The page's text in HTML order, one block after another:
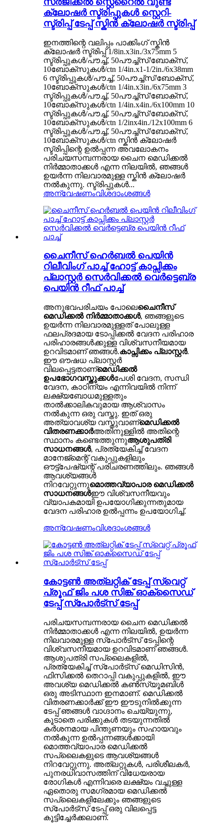
ക്ലോഷർ സ്ട്രിപ്പുകൾ സ്റ്റെറി-
സ്ട്രിപ്പ് ടേപ്പ് സ്കിൻ ക്ലോഷർ സ്ട്രിപ്പ്
ഇനത്തിന്റെ വലിപ്പം പാക്കിംഗ് സ്കിൻ
ക്ലോഷർ സ്ട്രിപ്പ് 1/8in.x3in./3x75mm 5
സ്ട്രിപ്പുകൾ/പൗച്ച്, 50പൗച്ച്സ്/ബോക്സ്,
10ബോക്സുകൾ/ctn 1/4in.x1-1/2in./6x38mm
6 സ്ട്രിപ്പുകൾ/പൗച്ച്, 50പൗച്ച്സ്/ബോക്സ്,
10ബോക്സുകൾ/ctn 1/4in.x3in./6x75mm 3
സ്ട്രിപ്പുകൾ/പൗച്ച്, 50പൗച്ച്സ്/ബോക്സ്,
10ബോക്സുകൾ/ctn 1/4in.x4in./6x100mm 10
സ്ട്രിപ്പുകൾ/പൗച്ച്, 50പൗച്ച്സ്/ബോക്സ്,
10ബോക്സുകൾ/ctn 1/2inx4in./12x100mm 6
സ്ട്രിപ്പുകൾ/പൗച്ച്, 50പൗച്ച്സ്/ബോക്സ്,
10ബോക്സുകൾ/ctn സ്കിൻ ക്ലോഷർ
സ്ട്രിപ്പിന്റെ ഉൽപ്പന്ന അവലോകനം
പരിചയസമ്പന്നരായ ചൈന മെഡിക്കൽ
നിർമ്മാതാക്കൾ എന്ന നിലയിൽ, ഞങ്ങൾ
ഉയർന്ന നിലവാരമുള്ള സ്കിൻ ക്ലോഷർ
നൽകുന്നു. സ്ട്രിപ്പുകൾ...
അന്വേഷണംവിശദാംശങ്ങൾ
ചൈനീസ് ഹെർബൽ പെയിൻ
റിലീവിംഗ് പാച്ച് ഹോട്ട് കാപ്സിക്കം
പ്ലാസ്റ്റർ സെർവിക്കൽ വെർട്ടെബ്ര
പെയിൻ റീഫ് പാച്ച്
അനുഭവപരിചയം പോലെചൈനീസ്
മെഡിക്കൽ നിർമ്മാതാക്കൾ, ഞങ്ങളുടെ
ഉയർന്ന നിലവാരമുള്ളത് പോലുള്ള
ഫലപ്രദമായ ടോപ്പിക്കൽ വേദന പരിഹാര
പരിഹാരങ്ങൾക്കുള്ള വിശ്വസനീയമായ
ഉറവിടമാണ് ഞങ്ങൾ.കാപ്സിക്കം പ്ലാസ്റ്റർ.
ഈ ഔഷധ പ്ലാസ്റ്റർ
വിലപ്പെട്ടതാണ്മെഡിക്കൽ
ഉപഭോഗവസ്തുക്കൾപേശി വേദന, സന്ധി
വേദന, കാഠിന്യം എന്നിവയിൽ നിന്ന്
ലക്ഷ്യബോധമുള്ളതും
താൽക്കാലികവുമായ ആശ്വാസം
നൽകുന്ന ഒരു വസ്തു. ഇത് ഒരു
അത്യാവശ്യ വസ്തുവാണ്മെഡിക്കൽ
വിതരണക്കാർഅതിനുള്ളിൽ അതിന്റെ
സ്ഥാനം കണ്ടെത്തുന്നുആശുപത്രി
സാധനങ്ങൾ, പ്രത്യേകിച്ച് വേദന
മാനേജ്മെന്റ് വകുപ്പുകളിലും
ഔട്ട്പേഷ്യന്റ് പരിചരണത്തിലും. ഞങ്ങൾ
ആവശ്യങ്ങൾ
നിറവേറ്റുന്നുമൊത്തവ്യാപാര മെഡിക്കൽ
സാധനങ്ങൾഈ വിശ്വസനീയവും
വ്യാപകമായി ഉപയോഗിക്കുന്നതുമായ
വേദന പരിഹാര ഉൽപ്പന്നം ഉപയോഗിച്ച്.
അന്വേഷണംവിശദാംശങ്ങൾ
കോട്ടൺ അത്‌ലറ്റിക് ടേപ്പ് സ്വെറ്റ്
പ്രൂഫ് ജിം പശ സിങ്ക് ഓക്സൈഡ്
ടേപ്പ് സ്പോർട്സ് ടേപ്പ്
പരിചയസമ്പന്നരായ ചൈന മെഡിക്കൽ
നിർമ്മാതാക്കൾ എന്ന നിലയിൽ, ഉയർന്ന
നിലവാരമുള്ള സ്‌പോർട്‌സ് ടേപ്പിന്റെ
വിശ്വസനീയമായ ഉറവിടമാണ് ഞങ്ങൾ.
ആശുപത്രി സപ്ലൈകളിൽ,
പ്രത്യേകിച്ച് സ്‌പോർട്‌സ് മെഡിസിൻ,
ഫിസിക്കൽ തെറാപ്പി വകുപ്പുകളിൽ, ഈ
അവശ്യ മെഡിക്കൽ കൺസ്യൂമബിൾ
ഒരു അടിസ്ഥാന ഇനമാണ്. മെഡിക്കൽ
വിതരണക്കാർക്ക് ഈ ഈടുനിൽക്കുന്ന
ടേപ്പ് ഞങ്ങൾ വാഗ്ദാനം ചെയ്യുന്നു,
കൂടാതെ പരിക്കുകൾ തടയുന്നതിൽ
കർശനമായ പിന്തുണയും സഹായവും
നൽകുന്ന ഉൽപ്പന്നങ്ങൾക്കായി
മൊത്തവ്യാപാര മെഡിക്കൽ
സപ്ലൈകളുടെ ആവശ്യങ്ങൾ
നിറവേറ്റുന്നു. അത്‌ലറ്റുകൾ, പരിശീലകർ,
പുനരധിവാസത്തിന് വിധേയരായ
രോഗികൾ എന്നിവരെ ലക്ഷ്യം വച്ചുള്ള
ഏതൊരു സമഗ്രമായ മെഡിക്കൽ
സപ്ലൈകളിലേക്കും ഞങ്ങളുടെ
സ്‌പോർട്‌സ് ടേപ്പ് ഒരു വിലപ്പെട്ട
കൂട്ടിച്ചേർക്കലാണ്.